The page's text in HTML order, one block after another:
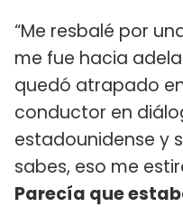
“Me resbalé por
me fue hacia
quedó atrapado
conductor en
estadounidense y
sabes, eso me
Parecía que